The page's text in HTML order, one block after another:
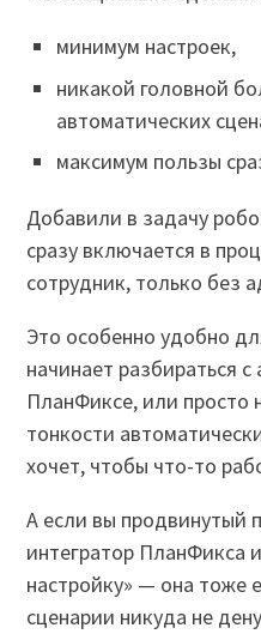
минимум настроек,
никакой головной
автоматических
максимум пользы
Добавили в задачу
сразу включается в
сотрудник, только без
Это особенно удобно
начинает разбираться
ПланФиксе, или просто
тонкости
хочет, чтобы что-то
А если вы продвинутый
интегратор ПланФикса
настройку» — она тоже
сценарии никуда не